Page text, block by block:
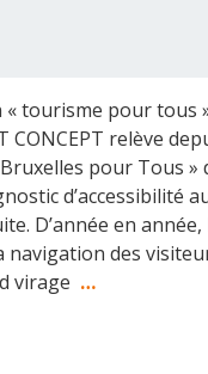
tourisme pour tous
CONCEPT relève
pour Tous »
d’accessibilité
D’année en
des
virage …